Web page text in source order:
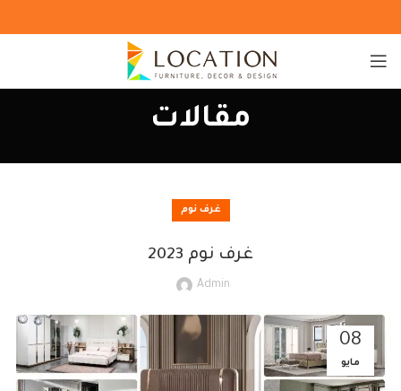
مقالات
غرف نوم
غرف نوم 2023
Admin
08
مايو